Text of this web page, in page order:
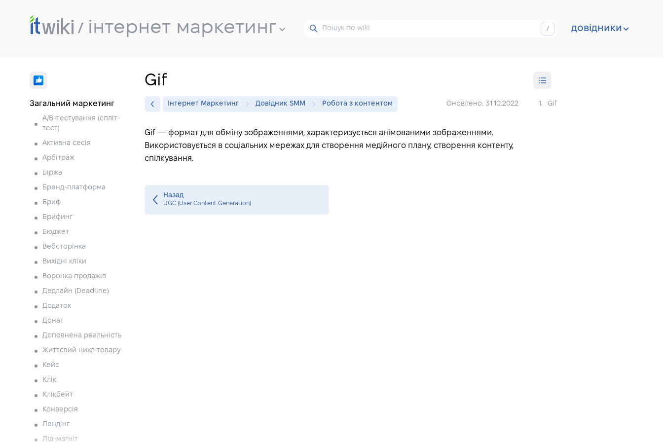
інтернет маркетинг довідники
Загальний маркетинг
A/B-тестування (спліт-
тест)
Активна сесія
Арбітраж
Біржа
Бренд-платформа
Бриф
Брифинг
Бюджет
Вебсторінка
Вихідні кліки
Воронка продажів
Дедлайн (Deadline)
Додаток
Донат
Доповнена реальність
Життєвий цикл товару
Кейс
Клік
Клікбейт
Конверсія
Лендінг
Лід-магніт
Gif
Інтернет Маркетинг Довідник SMM Робота з контентом Оновлено: 31.10.2022
Gif — формат для обміну зображеннями, характеризується анімованими зображеннями.
Використовується в соціальних мережах для створення медійного плану, створення контенту,
спілкування.
Назад
UGC (User Content Generation)
1. Gif